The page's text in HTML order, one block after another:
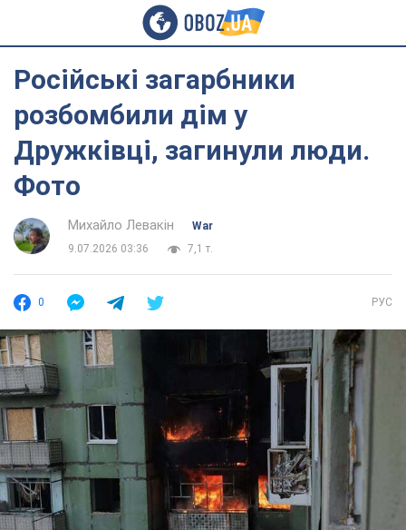
Російські загарбники
розбомбили дім у
Дружківці, загинули люди.
Фото
Михайло Левакін
War
9.07.2026 03:36
7,1 т.
0 РУС